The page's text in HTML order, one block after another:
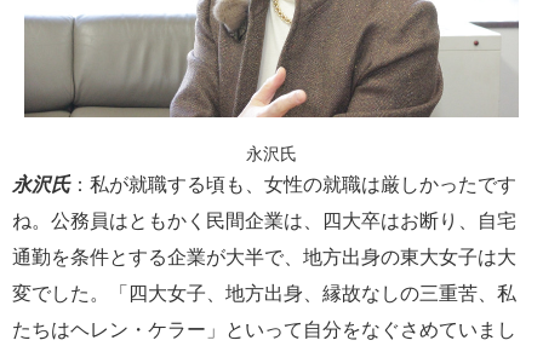
永沢氏
永沢氏：私が就職する頃も、女性の就職は厳しかったです
ね。公務員はともかく民間企業は、四大卒はお断り、自宅
通勤を条件とする企業が大半で、地方出身の東大女子は大
変でした。「四大女子、地方出身、縁故なしの三重苦、私
たちはヘレン・ケラー」といって自分をなぐさめていまし